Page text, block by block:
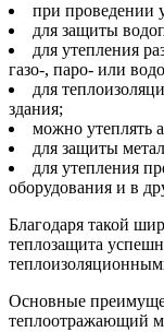
при проведении
для защиты
для утепления
газо-, паро- или
для
здания;
можно утеплять
для защиты
для утепления
оборудования и в
Благодаря такой
теплозащита
Основные
теплоотражающий